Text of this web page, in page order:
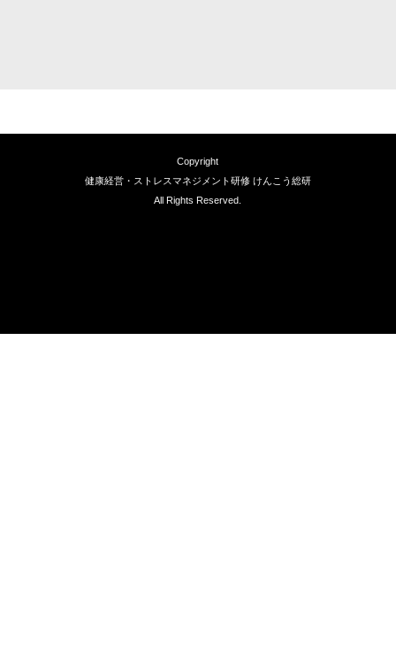
Copyright
健康経営・ストレスマネジメント研修 けんこう総研
All Rights Reserved.